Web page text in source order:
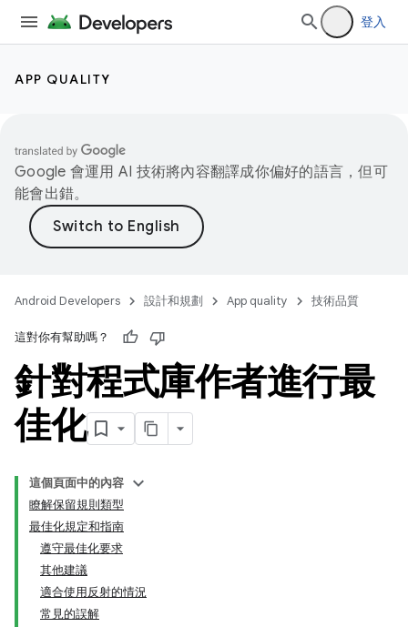
登入
APP QUALITY
Google 會運用 AI 技術將內容翻譯成你偏好的語言，但可
能會出錯。
Android Developers 設計和規劃 App quality 技術品質
這對你有幫助嗎？
針對程式庫作者進行最
佳化
這個頁面中的內容
瞭解保留規則類型
最佳化規定和指南
遵守最佳化要求
其他建議
適合使用反射的情況
常見的誤解